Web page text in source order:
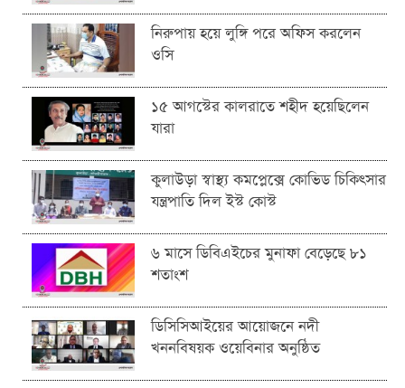
নিরুপায় হয়ে লুঙ্গি পরে অফিস করলেন
ওসি
১৫ আগস্টের কালরাতে শহীদ হয়েছিলেন
যারা
কুলাউড়া স্বাস্থ্য কমপ্লেক্সে কোভিড চিকিৎসার
যন্ত্রপাতি দিল ইস্ট কোস্ট
৬ মাসে ডিবিএইচের মুনাফা বেড়েছে ৮১
শতাংশ
ডিসিসিআইয়ের আয়োজনে নদী
খননবিষয়ক ওয়েবিনার অনুষ্ঠিত